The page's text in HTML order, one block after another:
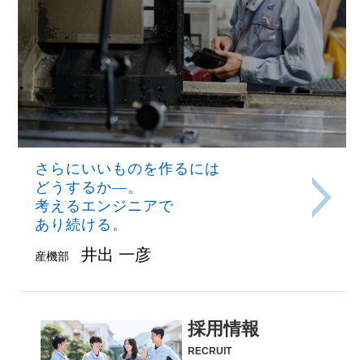
さらにいいものを作るには
どうするか―。
考えるエンジニアで
あり続ける。
産機部 井出 一彦
採用情報
RECRUIT